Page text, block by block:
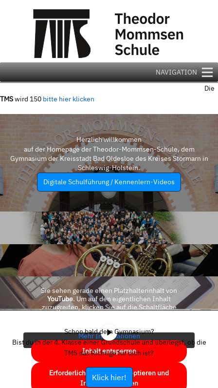
NAVIGATION
Die
TMSwird 150 bitte hier klicken
Herzlich willkommen
auf der Homepage der Theodor-Mommsen-Schule, dem
Gymnasium der Kreisstadt Bad Oldesloe des Kreises Stormarn in
Schleswig-Holstein.
Digitale Schulführung / Kennenlern-Videos
Sie sehen gerade einen Platzhalterinhalt von
YouTube. Um auf den eigentlichen Inhalt
zuzugreifen, klicken Sie auf die Schaltfläche
Mehr Informationen
Inhalt entsperren
Erforderlichen Service akzeptieren und
Inhalte entsperren
Schon bald dein Gymnasium?
Bist du in der 4. Klasse einer Grundschule und überlegst, ob die
TMS das Richtige für dich ist?
Klick hier!